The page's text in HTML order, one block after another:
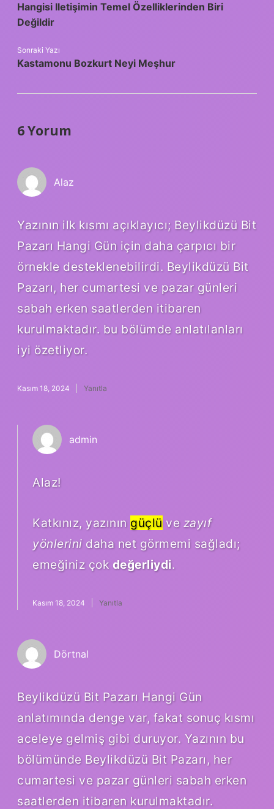
Hangisi Iletişimin Temel Özelliklerinden Biri
Değildir
Sonraki Yazı
Kastamonu Bozkurt Neyi Meşhur
6 Yorum
Alaz
Yazının ilk kısmı açıklayıcı; Beylikdüzü Bit
Pazarı Hangi Gün için daha çarpıcı bir
örnekle desteklenebilirdi. Beylikdüzü Bit
Pazarı, her cumartesi ve pazar günleri
sabah erken saatlerden itibaren
kurulmaktadır. bu bölümde anlatılanları
iyi özetliyor.
Kasım 18, 2024 Yanıtla
admin
Alaz!
Katkınız, yazının güçlüve zayıf
yönlerini daha net görmemi sağladı;
emeğiniz çok değerliydi.
Kasım 18, 2024 Yanıtla
Dörtnal
Beylikdüzü Bit Pazarı Hangi Gün
anlatımında denge var, fakat sonuç kısmı
aceleye gelmiş gibi duruyor. Yazının bu
bölümünde Beylikdüzü Bit Pazarı, her
cumartesi ve pazar günleri sabah erken
saatlerden itibaren kurulmaktadır.